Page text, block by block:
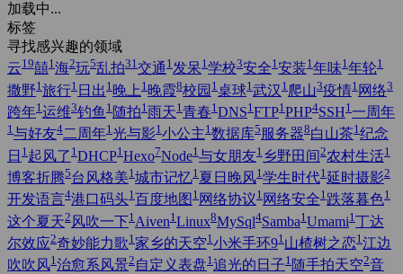
加载中...
标签
寻找感兴趣的领域
云19囍1海2玩5乱拍31交通 1发呆1学校3安全1安装1年味1年轮1
撒野1 旅行1 日出 1 晚上 1 晚霞8校园 1 桌球1 武汉 1 爬山3疫情1 网络3
跨年1 运维3钓鱼 1 随拍1 雨天1 青春1 DNS1 FTP1 PHP4SSH1 一周年
1 与好友4二周年1 光与影1 小公主1 数据库5 服务器8白山茶1 纪念
日 1 起风了 1 DHCP1 Hexo7Node1 与女朋友1 乡野田间 2农村生活1
博客折腾5台风格美1 城市记忆1 夏日晚风1 学生时代1 延时摄影2
开发语言4港口码头1 百度地图 1 网络协议1 网络安全1 跌落暮色1
这个夏天2 风吹一下1 Aiven1 Linux8MySql4Samba1 Umami1 丁达
尔效应2奇妙能力歌1 家乡的天空1 小米手环91 山楂树之恋1 江边
吹吹风1 治愈系风景2 自定义表盘1 追光的日子1 随手拍天空2音